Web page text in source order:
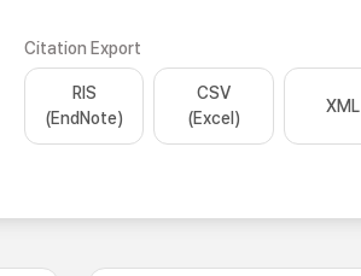
Citation Export
RIS
(EndNote)
CSV
(Excel)
XML